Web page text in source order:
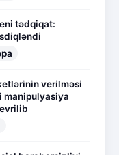
tədqiqat:
verilməsi
manipulyasiya